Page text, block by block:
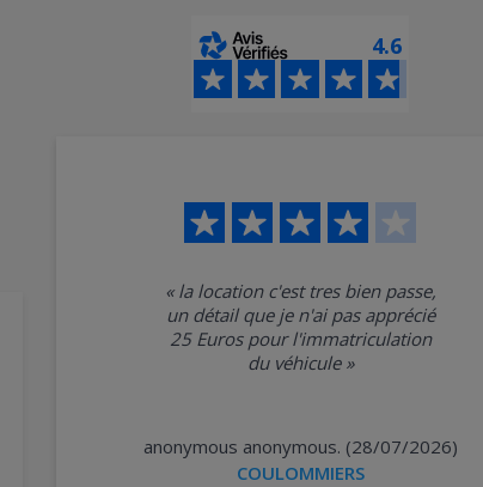
4.6
« la location c'est tres bien passe,
un détail que je n'ai pas apprécié
25 Euros pour l'immatriculation
du véhicule»
anonymous anonymous. (28/07/2026)
COULOMMIERS